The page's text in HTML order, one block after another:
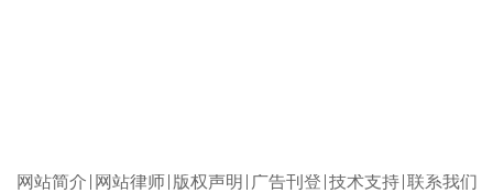
网站简介 网站律师 版权声明 广告刊登 技术支持 联系我们